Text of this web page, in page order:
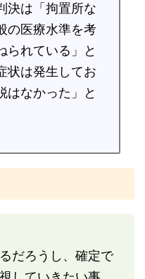
決は「拘置所な
の医療水準を考
られている」と
状は発生してお
はなかった」と
だろうし、確定で